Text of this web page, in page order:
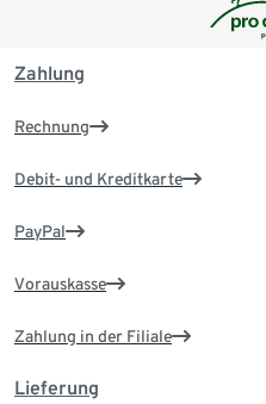
Zahlung
Rechnung
Debit- und Kreditkarte
PayPal
Vorauskasse
Zahlung in der Filiale
Lieferung